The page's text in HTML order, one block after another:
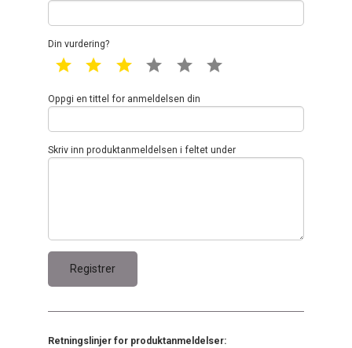
Din vurdering?
1 star 2 star 3 star 4 star 5 star
Oppgi en tittel for anmeldelsen din
Skriv inn produktanmeldelsen i feltet under
Retningslinjer for produktanmeldelser: